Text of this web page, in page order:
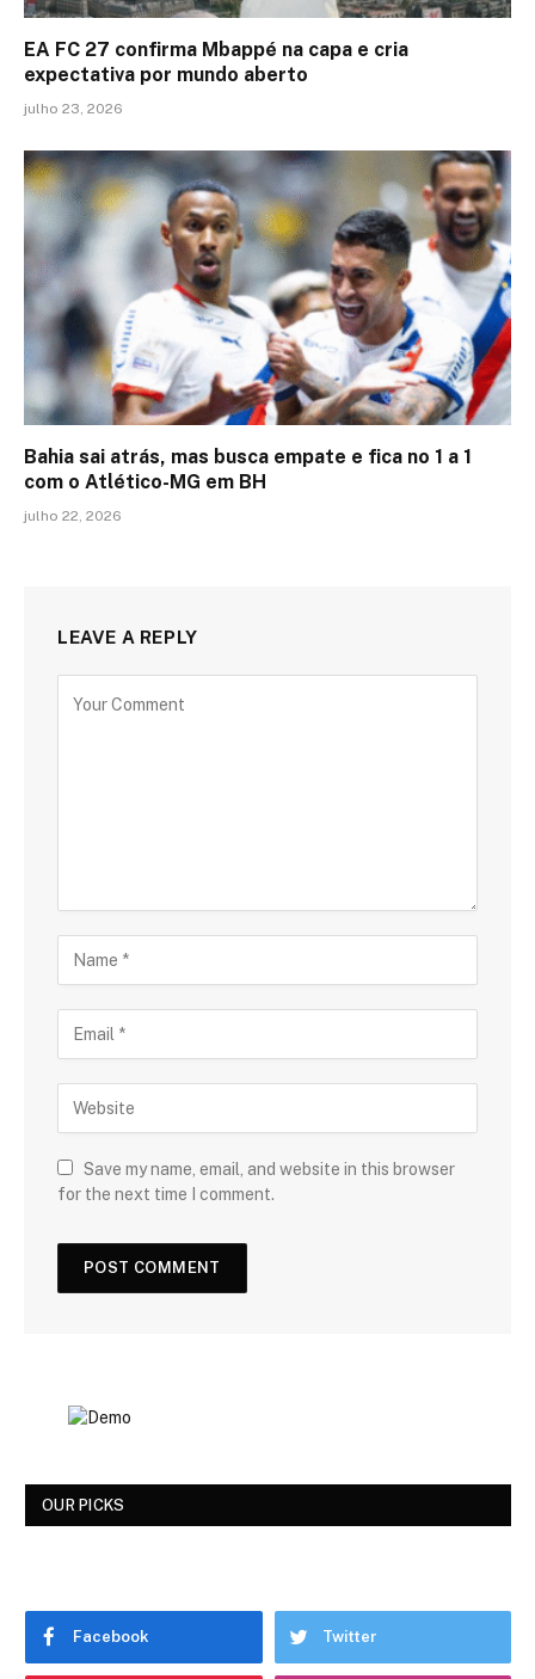
EA FC 27 confirma Mbappé na capa e cria
expectativa por mundo aberto
julho 23, 2026
Bahia sai atrás, mas busca empate e fica no 1 a 1
com o Atlético-MG em BH
julho 22, 2026
LEAVE A REPLY
Save my name, email, and website in this browser
for the next time I comment.
OUR PICKS
Facebook Twitter